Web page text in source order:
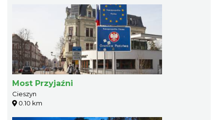
Most Przyjaźni
Cieszyn
0.10 km